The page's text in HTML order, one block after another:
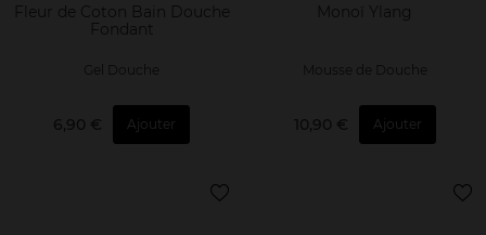
Fleur de Coton Bain Douche
Fondant
6,90 € Ajouter
Monoï Ylang
Mousse de Douche
10,90 € Ajouter